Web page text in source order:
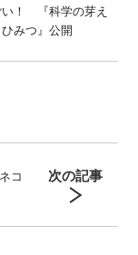
い！ 『科学の芽え
みつ』公開
コ
次の記事